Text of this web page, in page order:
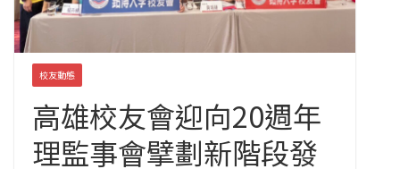
校友動態
高雄校友會迎向20週年
理監事會擘劃新階段發